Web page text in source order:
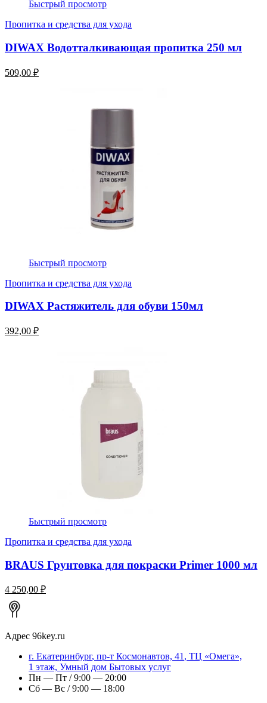
Быстрый просмотр
Пропитка и средства для ухода
DIWAX Водотталкивающая пропитка 250 мл
509,00 ₽
Быстрый просмотр
Пропитка и средства для ухода
DIWAX Растяжитель для обуви 150мл
392,00 ₽
Быстрый просмотр
Пропитка и средства для ухода
BRAUS Грунтовка для покраски Primer 1000 мл
4 250,00 ₽
Адрес 96key.ru
г. Екатеринбург, пр-т Космонавтов, 41, ТЦ «Омега»,
1 этаж, Умный дом Бытовых услуг
Пн — Пт / 9:00 — 20:00
Сб — Вс / 9:00 — 18:00